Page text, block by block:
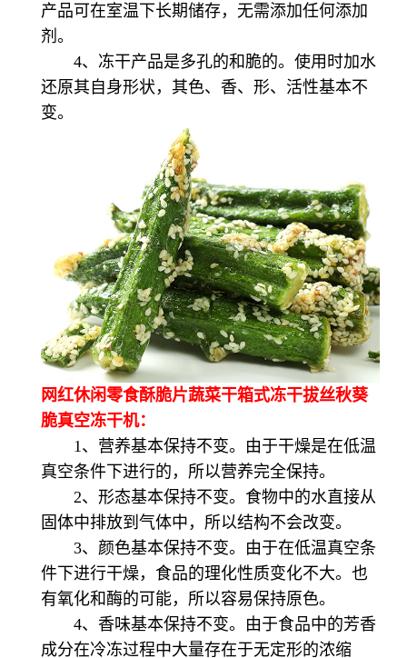
产品可在室温下长期储存，无需添加任何添加
剂。
4、冻干产品是多孔的和脆的。使用时加水
还原其自身形状，其色、香、形、活性基本不
变。
网红休闲零食酥脆片蔬菜干箱式冻干拔丝秋葵
脆真空冻干机：
1、营养基本保持不变。由于干燥是在低温
真空条件下进行的，所以营养完全保持。
2、形态基本保持不变。食物中的水直接从
固体中排放到气体中，所以结构不会改变。
3、颜色基本保持不变。由于在低温真空条
件下进行干燥，食品的理化性质变化不大。也
有氧化和酶的可能，所以容易保持原色。
4、香味基本保持不变。由于食品中的芳香
成分在冷冻过程中大量存在于无定形的浓缩